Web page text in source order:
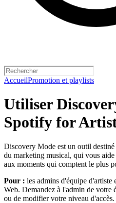
AccueilPromotion et playlists
Utiliser
Spotify for
Discovery Mode est un outil destiné
du marketing musical, qui vous
aux moments qui comptent le plus
Pour : les admins d'équipe d'artiste
Web. Demandez à l'admin de votre
ou de modifier votre niveau d'accès.